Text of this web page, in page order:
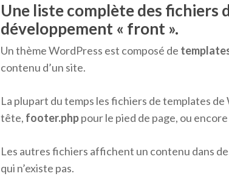
Une liste complète des fichiers
développement « front ».
Un thème WordPress est composé de
contenu d’un site.
La plupart du temps les fichiers de templates
tête, footer.phppour le pied de page, ou encore
Les autres fichiers affichent un contenu dans
qui n’existe pas.